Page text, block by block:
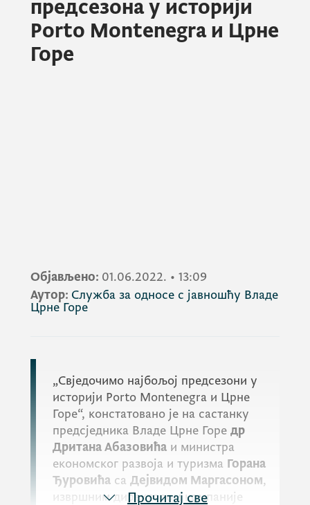
предсезона у историји
Porto Montenegra и Црне
Горе
Објављено: 01.06.2022. • 13:09
Аутор: Служба за односе с јавношћу Владе
Црне Горе
„Свједочимо најбољој предсезони у
историји Porto Montenegra и Црне
Горе“, констатовано је на састанку
предсједника Владе Црне Горе др
Дритана Абазовића и министра
економског развоја и туризма Горана
Ђуровића са Дејвидом Маргасоном,
извршним директором компаније
Прочитај све